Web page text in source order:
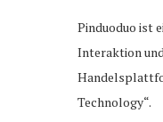
Pinduoduo ist
Interaktion
Technology“.